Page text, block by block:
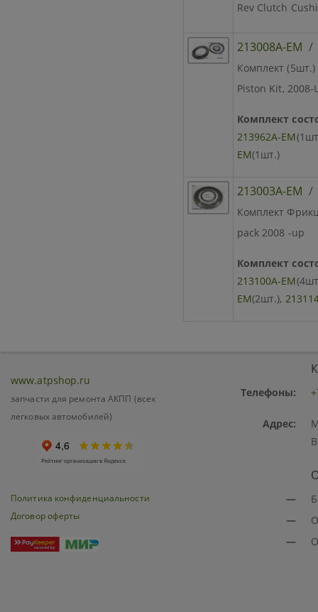
Rev Clutch
213008A-EM
Комплект
Piston Kit, 2008-
Комплект
213962A-EM
EM(1шт.)
213003A-EM
Комплект
pack 2008 -up
Комплект
213100A-EM
EM(2шт.),
www.atpshop.ru
запчасти для ремонта АКПП (всех
легковых автомобилей)
Политика конфиденциальности
Договор оферты
Телефоны:
Адрес:
—
—
—